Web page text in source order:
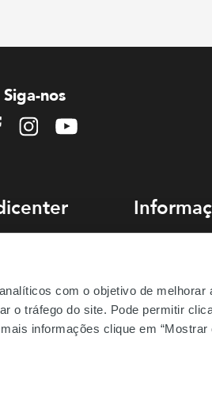
com o objetivo de melhorar
o tráfego do site. Pode permitir
informações clique em “Mostrar
Siga-nos
InstagramYoutube
Perguntas